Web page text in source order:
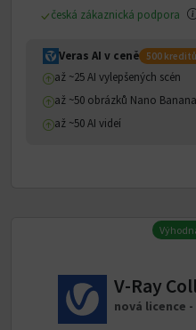
česká zákaznická podpora
Veras AI v ceně 500
až ~25 AI vylepšených scén
až ~50 obrázků Nano
až ~50 AI videí
V-Ray
nová licence -